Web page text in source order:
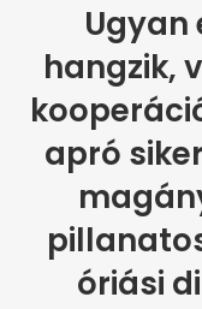
Ugyan
hangzik,
apró
óriási